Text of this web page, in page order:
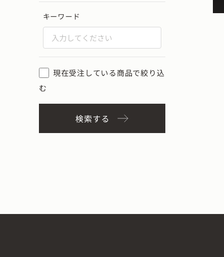
キーワード
現在受注している商品で絞り込
む
検索する